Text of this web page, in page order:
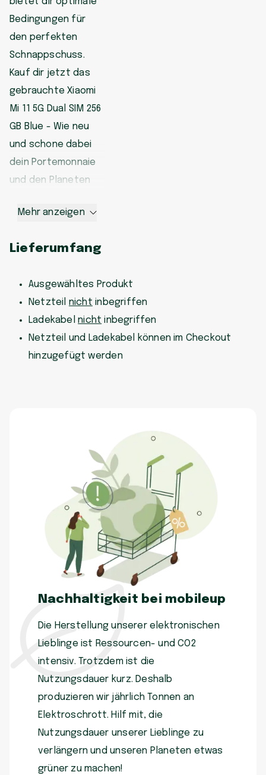
Bedingungen für
den perfekten
Schnappschuss.
Kauf dir jetzt das
gebrauchte Xiaomi
Mi 11 5G Dual SIM 256
GB Blue - Wie neu
und schone dabei
dein Portemonnaie
und den Planeten
Mehr anzeigen
Lieferumfang
Ausgewähltes Produkt
Netzteil nicht inbegriffen
Ladekabelnicht inbegriffen
Netzteil und Ladekabel können im Checkout
hinzugefügt werden
Nachhaltigkeit bei mobileup
Die Herstellung unserer elektronischen
Lieblinge ist Ressourcen- und CO2
intensiv. Trotzdem ist die
Nutzungsdauer kurz. Deshalb
produzieren wir jährlich Tonnen an
Elektroschrott. Hilf mit, die
Nutzungsdauer unserer Lieblinge zu
verlängern und unseren Planeten etwas
grüner zu machen!